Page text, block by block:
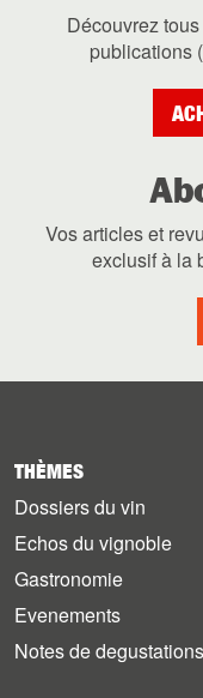
Découvrez
publications
Vos articles et
exclusif à la
THÈMES
Dossiers du vin
Echos du vignoble
Gastronomie
Evenements
Notes de degustations